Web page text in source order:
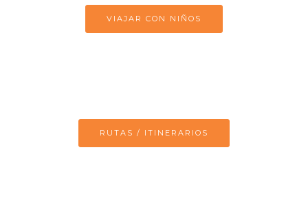
VIAJAR CON NIÑOS
RUTAS / ITINERARIOS